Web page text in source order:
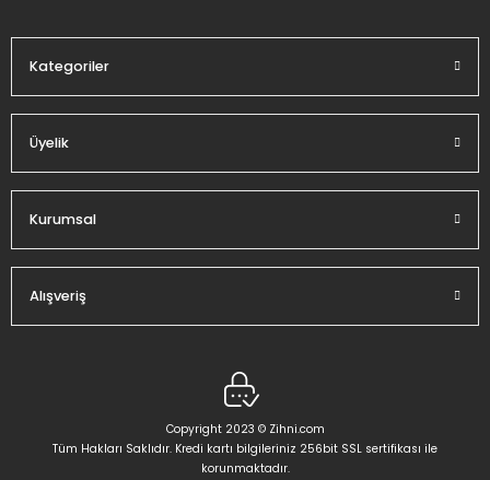
Kategoriler
Üyelik
Kurumsal
Alışveriş
Copyright 2023 © Zihni.com
Tüm Hakları Saklıdır. Kredi kartı bilgileriniz 256bit SSL sertifikası ile
korunmaktadır.